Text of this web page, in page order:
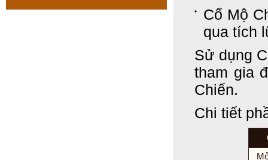
Cổ Mộ
qua tích
Sử dụng
tham gia
Chiến.
Chi tiết